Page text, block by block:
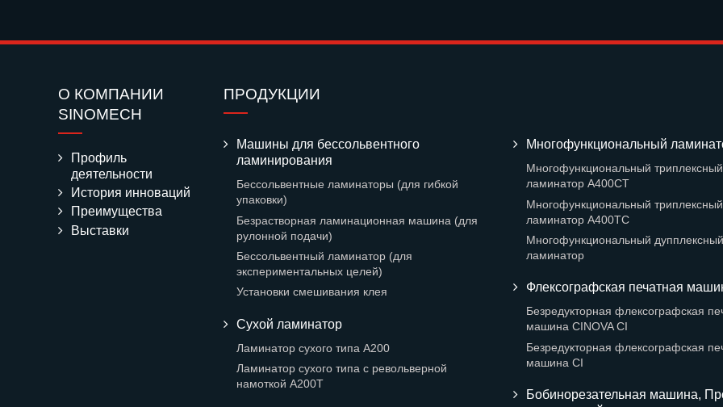
О КОМПАНИИ
SINOMECH
Профиль
деятельности
История инноваций
Преимущества
Выставки
ПРОДУКЦИИ
Машины для бессольвентного
ламинирования
Бессольвентные ламинаторы (для гибкой
упаковки)
Безрастворная ламинационная машина (для
рулонной подачи)
Бессольвентный ламинатор (для
экспериментальных целей)
Установки смешивания клея
Сухой ламинатор
Ламинатор сухого типа A200
Ламинатор сухого типа с револьверной
намоткой A200T
Многофункциональный
Многофункциональный триплексный
ламинатор A400CT
Многофункциональный триплексный
ламинатор A400TC
Многофункциональный дупплексный
ламинатор
Флексографская печатная
Безредукторная флексографская
машина CINOVA CI
Безредукторная флексографская
машина CI
Бобинорезательная машина,